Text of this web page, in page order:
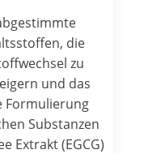
die
zu
und das
Formulierung
Substanzen
Extrakt (EGCG)